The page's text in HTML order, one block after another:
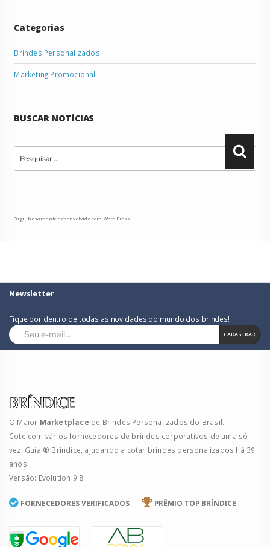
Categorias
Brindes Personalizados
Marketing Promocional
BUSCAR NOTÍCIAS
Pesquisar
por:
Orgulhosamente desenvolvido com WordPress
Newsletter
Fique por dentro de todas as novidades do mundo dos brindes!
CADASTRAR
O Maior Marketplace de Brindes Personalizados do Brasil.
Cote com vários fornecedores de brindes corporativos de uma só
vez. Guia ® Bríndice, ajudando a cotar brindes personalizados há 39
anos.
Versão: Evolution 9.8
FORNECEDORES VERIFICADOS PRÊMIO TOP BRÍNDICE